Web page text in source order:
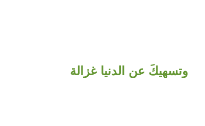
وتسهيكَ عن الدنيا غزالة